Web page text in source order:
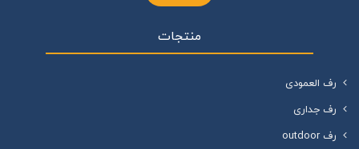
منتجات
رف العمودی
رف جداری
رف outdoor